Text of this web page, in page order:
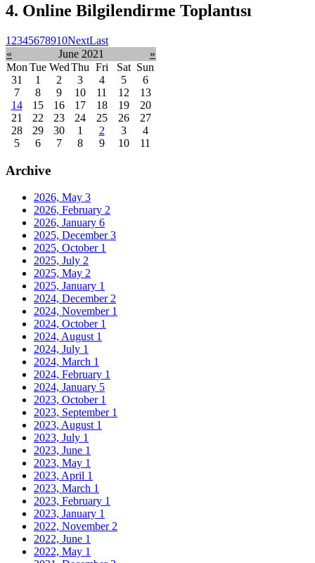
4. Online Bilgilendirme Toplantısı
1 2345678910NextLast
«
June 2021
»
Mon Tue WedThu Fri Sat Sun
31
1 2 3 4 5
6
7
8 9 10 11 12
13
14
15 16 17 18 19
20
21
22 23 24 25 26
27
28
29 30 1 2 3
4
5
6 7 8 9 10 11
Archive
2026, May 3
2026, February 2
2026, January 6
2025, December3
2025, October 1
2025, July 2
2025, May 2
2025, January 1
2024, December 2
2024, November 1
2024, October 1
2024, August 1
2024, July 1
2024, March 1
2024, February 1
2024, January 5
2023, October 1
2023, September 1
2023, August 1
2023, July 1
2023, June 1
2023, May 1
2023, April 1
2023, March 1
2023, February 1
2023, January 1
2022, November 2
2022, June 1
2022, May 1